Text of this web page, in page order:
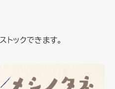
トックできます。